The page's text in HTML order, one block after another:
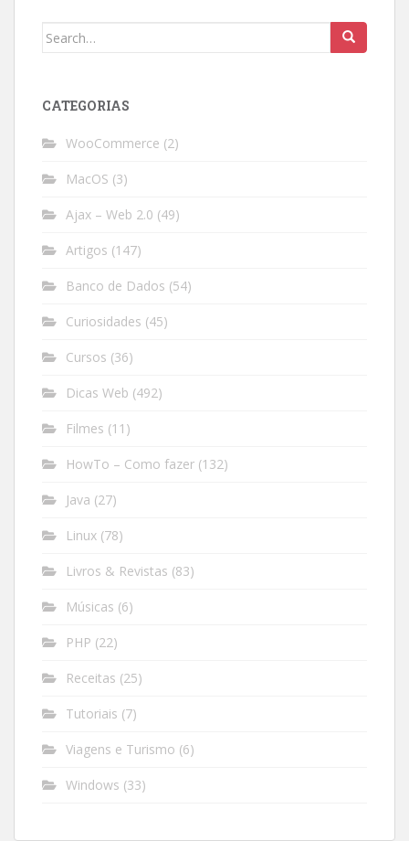
Search
CATEGORIAS
WooCommerce (2)
MacOS (3)
Ajax – Web 2.0 (49)
Artigos (147)
Banco de Dados (54)
Curiosidades (45)
Cursos (36)
Dicas Web (492)
Filmes (11)
HowTo – Como fazer (132)
Java (27)
Linux (78)
Livros & Revistas (83)
Músicas (6)
PHP (22)
Receitas (25)
Tutoriais (7)
Viagens e Turismo (6)
Windows (33)